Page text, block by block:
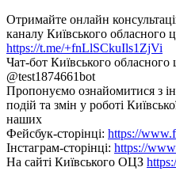
Отримайте онлайн
каналу Київського обласного
https://t.me/+fnLlSCkuIls1ZjVi
Чат-бот Київського обласного
@test1874661bot
Пропонуємо ознайомитися з
подій та змін у роботі
наших
Фейсбук-сторінці: https://
Інстаграм-сторінці: https://
На сайті Київського ОЦЗ